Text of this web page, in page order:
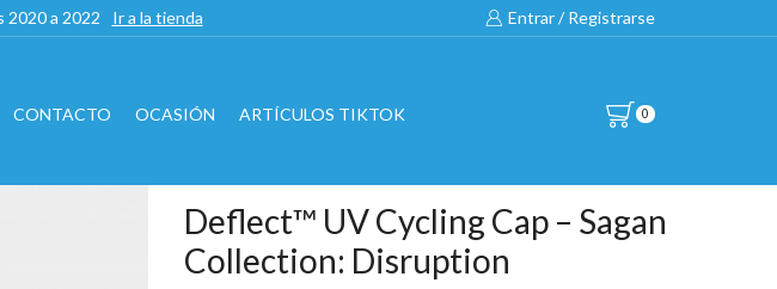
2020 a 2022 Ir a la tienda Entrar / Registrarse
CONTACTO OCASIÓN ARTÍCULOS TIKTOK 0
Deflect™ UV Cycling Cap – Sagan
Collection: Disruption